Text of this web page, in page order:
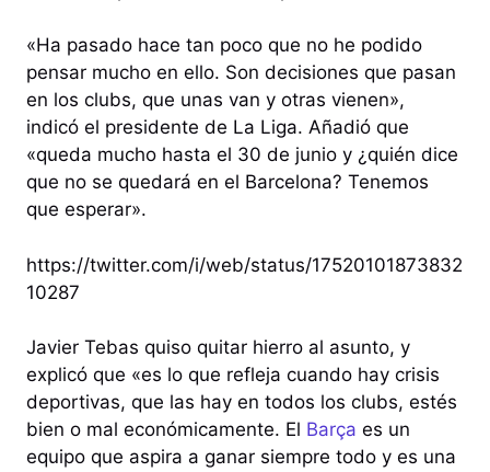
«Ha pasado hace tan poco que no he podido
pensar mucho en ello. Son decisiones que pasan
en los clubs, que unas van y otras vienen»,
indicó el presidente de La Liga. Añadió que
«queda mucho hasta el 30 de junio y ¿quién dice
que no se quedará en el Barcelona? Tenemos
que esperar».
https://twitter.com/i/web/status/17520101873832
10287
Javier Tebas quiso quitar hierro al asunto, y
explicó que «es lo que refleja cuando hay crisis
deportivas, que las hay en todos los clubs, estés
bien o mal económicamente. El Barça es un
equipo que aspira a ganar siempre todo y es una